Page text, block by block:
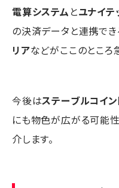
電算システム とユナイテ
の決済データと連携で
リアなどがここのところ
今後はステーブルコイ
にも物色が広がる可能
介します。